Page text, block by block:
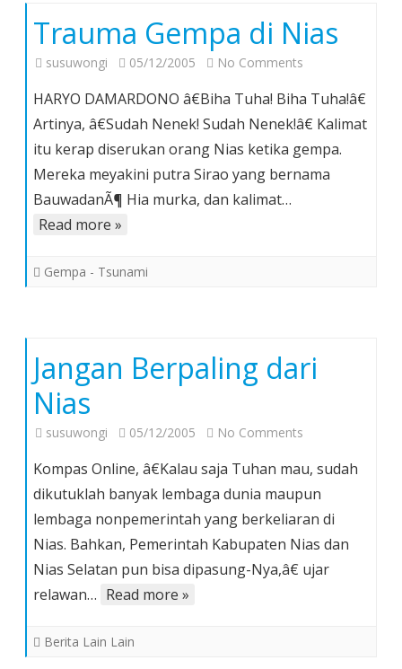
Trauma Gempa di Nias
susuwongi 05/12/2005 No Comments
Gempa
di
Nias
HARYO DAMARDONO â€Biha Tuha! Biha Tuha!â€
Artinya, â€Sudah Nenek! Sudah Nenek!â€ Kalimat
itu kerap diserukan orang Nias ketika gempa.
Mereka meyakini putra Sirao yang bernama
BauwadanÃ¶ Hia murka, dan kalimat…
Read more »
Gempa - Tsunami
Jangan Berpaling dari
Nias
susuwongi 05/12/2005 No Comments
Berpaling
dari
Nias
Kompas Online, â€Kalau saja Tuhan mau, sudah
dikutuklah banyak lembaga dunia maupun
lembaga nonpemerintah yang berkeliaran di
Nias. Bahkan, Pemerintah Kabupaten Nias dan
Nias Selatan pun bisa dipasung-Nya,â€ ujar
relawan… Read more »
Berita Lain Lain